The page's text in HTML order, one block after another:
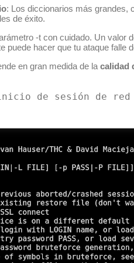
: Los diccionarios más grandes,
de éxito.
-t con cuidado. Un valor
puede hacer que tu ataque falle
en gran medida de la calidad
de sesión de red